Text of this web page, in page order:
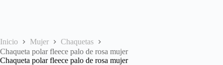
Inicio Mujer
Chaquetas
Chaqueta polar fleece palo de rosa mujer
Chaqueta polar fleece palo de rosa mujer